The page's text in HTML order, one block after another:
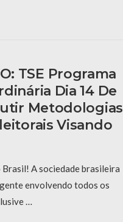
TSE Programa
Dia 14 De
Metodologias
Visando
A sociedade brasileira
envolvendo todos os
…